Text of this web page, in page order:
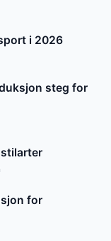
i 2026
steg for
for